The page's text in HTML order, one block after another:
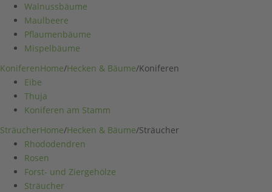
Walnussbäume
Maulbeere
Pflaumenbäume
Mispelbäume
KoniferenHome/Hecken & Bäume/Koniferen
Eibe
Thuja
Koniferen am Stamm
SträucherHome/Hecken & Bäume/Sträucher
Rhododendren
Rosen
Forst- und Ziergehölze
Sträucher